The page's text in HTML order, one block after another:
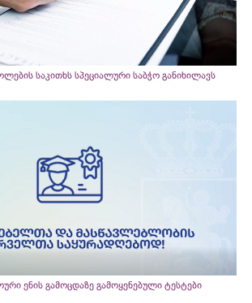
საკითხს სპეციალური საბჭო განიხილავს
ენის გამოცდაზე გამოყენებული ტესტები